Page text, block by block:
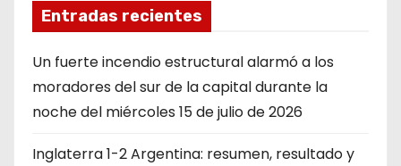
Entradas recientes
Un fuerte incendio estructural alarmó a los
moradores del sur de la capital durante la
noche del miércoles 15 de julio de 2026
Inglaterra 1-2 Argentina: resumen, resultado y